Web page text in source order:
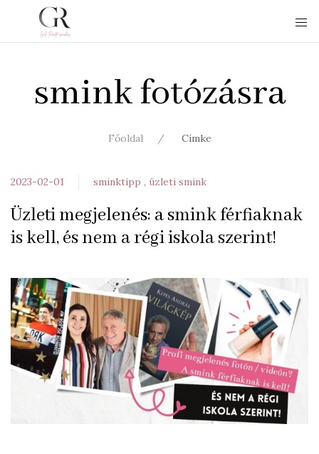
smink fotózásra
Főoldal Címke
2023-02-01 sminktipp üzleti smink
Üzleti megjelenés: a smink férfiaknak
is kell, és nem a régi iskola szerint!